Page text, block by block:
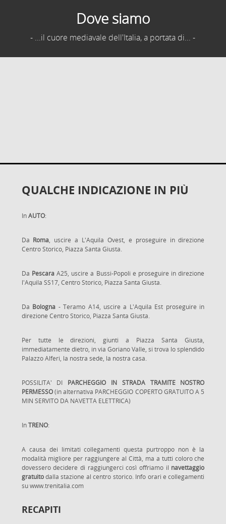
Dove siamo
- ...il cuore mediavale dell'Italia, a portata di... -
QUALCHE INDICAZIONE IN PIÙ
InAUTO:
Da Roma, uscire a L'Aquila Ovest, e proseguire in direzione
Centro Storico, Piazza Santa Giusta.
Da PescaraA25, uscire a Bussi-Popoli e proseguire in direzione
l'Aquila SS17, Centro Storico, Piazza Santa Giusta.
Da Bologna - Teramo A14, uscire a L'Aquila Est proseguire in
direzione Centro Storico, Piazza Santa Giusta.
Per tutte le direzioni, giunti a Piazza Santa Giusta,
immediatamente dietro, in via Goriano Valle, si trova lo splendido
Palazzo Alferi, la nostra sede, la nostra casa.
POSSILITA' DI PARCHEGGIO IN STRADA TRAMITE NOSTRO
PERMESSO(in alternativa PARCHEGGIO COPERTO GRATUITO A 5
MIN SERVITO DA NAVETTA ELETTRICA)
InTRENO:
A causa dei limitati collegamenti questa purtroppo non è la
modalità migliore per raggiungere al Città, ma a tutti coloro che
dovessero decidere di raggiungerci così offriamo il navettaggio
gratuitodalla stazione al centro storico. Info orari e collegamenti
suwww.trenitalia.com
RECAPITI